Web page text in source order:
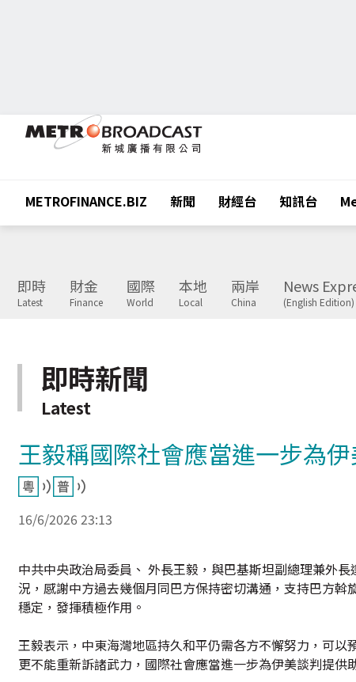
METROFINANCE.BIZ 新聞 財經台 知訊台
即時
Latest
財金
Finance
國際
World
本地
Local
兩岸
China
News
(English Edition)
即時新聞
Latest
王毅稱國際社會應當進一步為
16/6/2026 23:13
中共中央政治局委員、 外長王毅，與巴基斯坦副總理兼外
況，感謝中方過去幾個月同巴方保持密切溝通，支持巴方
穩定，發揮積極作用。
王毅表示，中東海灣地區持久和平仍需各方不懈努力，可
更不能重新訴諸武力，國際社會應當進一步為伊美談判提供